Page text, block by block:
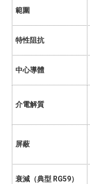
範圍
特性阻抗
中心導體
介電解質
屏蔽
衰減（典型 RG59）